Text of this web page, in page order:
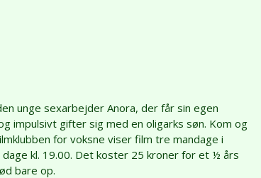
unge sexarbejder Anora, der får sin egen
impulsivt gifter sig med en oligarks søn. Kom og
for voksne viser film tre mandage i
kl. 19.00. Det koster 25 kroner for et ½ års
bare op.